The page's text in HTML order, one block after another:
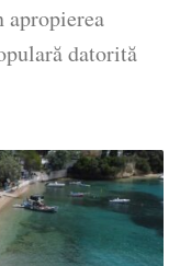
apropierea
datorită